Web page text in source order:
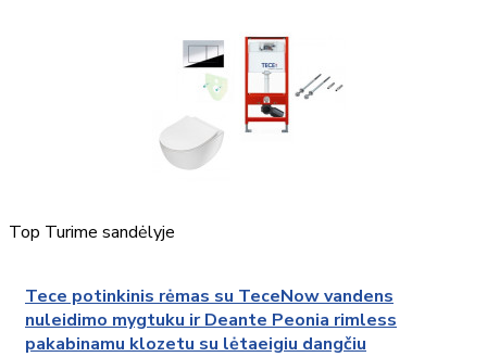
Top Turime sandėlyje
Tece potinkinis rėmas su TeceNow vandens
nuleidimo mygtuku ir Deante Peonia rimless
pakabinamu klozetu su lėtaeigiu dangčiu